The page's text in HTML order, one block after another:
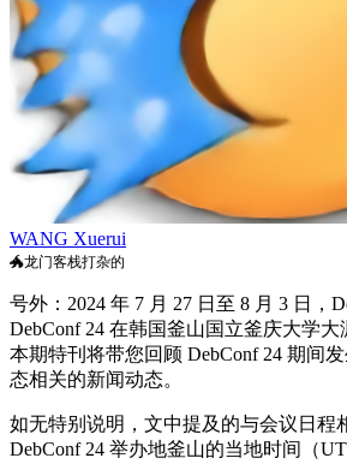
WANG Xuerui
🐲龙门客栈打杂的
号外：2024 年 7 月 27 日至 8 月 3 日，
DebConf 24 在韩国釜山国立釜庆大学大
本期特刊将带您回顾 DebConf 24 期间
态相关的新闻动态。
如无特别说明，文中提及的与会议日程
DebConf 24 举办地釜山的当地时间（